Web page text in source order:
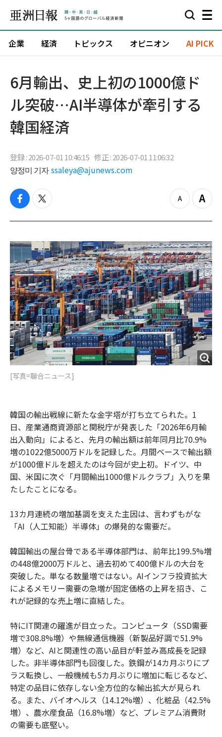
企業 経済 トピックス オピニオン AI PICK
6月輸出、史上初の1000億ド
ル突破…AI半導体が牽引する
韓国経済
登録 : 2026-07-01 10:46:15 修正 : 2026-07-01 11:06:32
양정미 기자 ssaleya@ajunews.com
f
c
b
o
o
k
t
i
t
e
r
z
o
o
u
t
Z
o
i
n
[写真=聯合ニュース]
韓国の輸出戦線に新たな金字塔が打ち立てられた。1
日、産業通商資源部と関税庁が発表した「2026年6月輸
出入動向」によると、先月の輸出額は前年同月比70.9%
増の1022億5000万ドルを記録した。月間ベースで輸出額
が1000億ドルを超えたのは今回が史上初。ドイツ、中
国、米国に次ぐ「月間輸出1000億ドルクラブ」入りを果
たしたことになる。
13カ月連続の増加基調を支えた主因は、言わずもがな
「AI（人工知能）半導体」の爆発的な需要だ。
韓国輸出の屋台骨である半導体部門は、前年比199.5%増
の448億2000万ドルと、過去初めて400億ドルの大台を
突破した。単なる数量増ではない。AIインフラ投資拡大
によるメモリー需要の急増が固定価格の上昇を招き、こ
れが記録的な売上増に直結した。
特にIT関連の躍進が目立った。コンピュータ（SSD需要
増で308.8%増）や無線通信機器（新製品好調で51.9%
増）など、AIと関連性の高い品目が軒並み高成長を記録
した。非半導体部門も回復した。鉄鋼が14カ月ぶりにプ
ラス転換し、一般機械も5カ月ぶりに増加に転じるなど、
特定の品目に依存しない全方位的な輸出拡大が見られ
る。また、バイオヘルス（14.12%増）、化粧品（42.5%
増）、農水産食品（16.8%増）など、プレミアム消費財
の需要も底堅い。